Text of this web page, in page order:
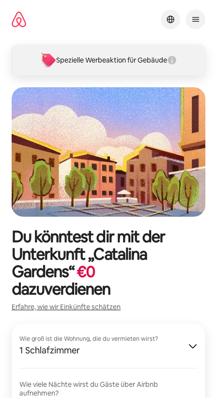
Inhalten
springen
Spezielle Werbeaktion für Gebäude
Du könntest dir mit der
Unterkunft „Catalina
Gardens“€0
dazuverdienen
Erfahre, wie wir Einkünfte schätzen
Wie groß ist die Wohnung, die du vermieten wirst?
1 Schlafzimmer
Wie viele Nächte wirst du Gäste über Airbnb
aufnehmen?